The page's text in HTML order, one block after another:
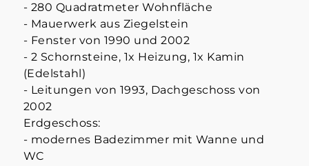
- 280 Quadratmeter Wohnfläche
- Mauerwerk aus Ziegelstein
- Fenster von 1990 und 2002
- 2 Schornsteine, 1x Heizung, 1x Kamin
(Edelstahl)
- Leitungen von 1993, Dachgeschoss von
2002
Erdgeschoss:
- modernes Badezimmer mit Wanne und
WC